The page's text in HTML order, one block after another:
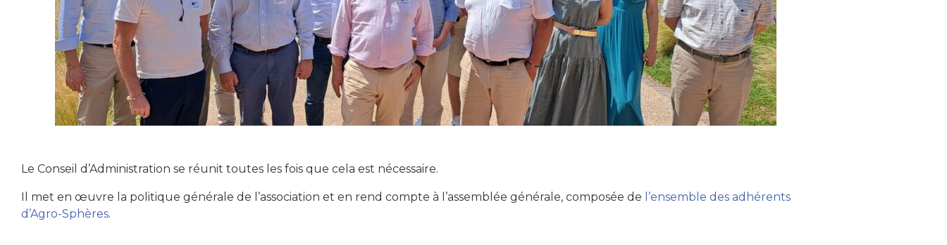
Le Conseil d’Administration se réunit toutes les fois que cela est nécessaire.
Il met en œuvre la politique générale de l’association et en rend compte à l’assemblée générale, composée de l’ensemble des adhérents
d’Agro-Sphères.